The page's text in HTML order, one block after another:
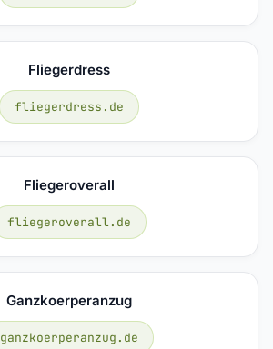
Fliegerdress
fliegerdress.de
Fliegeroverall
fliegeroverall.de
Ganzkoerperanzug
ganzkoerperanzug.de